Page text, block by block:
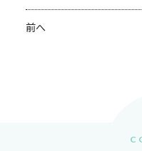
前へ